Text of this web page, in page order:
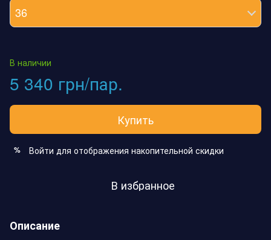
36
В наличии
5 340 грн/пар.
Купить
% Войти для отображения накопительной скидки
В избранное
Описание